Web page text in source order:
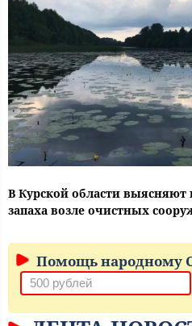
В Курской области выясняют
запаха возле очистных
Помощь народному